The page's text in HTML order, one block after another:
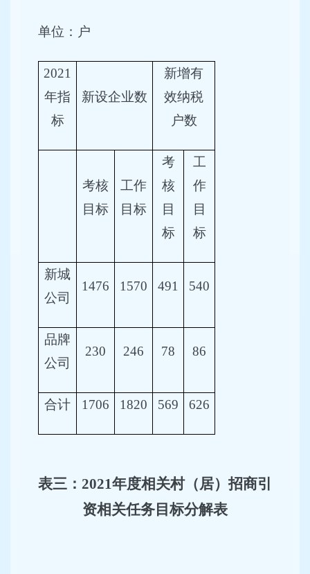
单位：户
2021
年指
标
新设企业数
新增有
效纳税
户数
考核
目标
工作
目标
考
核
目
标
工
作
目
标
新城
公司
1476 1570 491 540
品牌
公司
230 246 78 86
合计 1706 1820 569 626
表三 ： 2021年度相关村（居）招商引
资相关任务目标分解表